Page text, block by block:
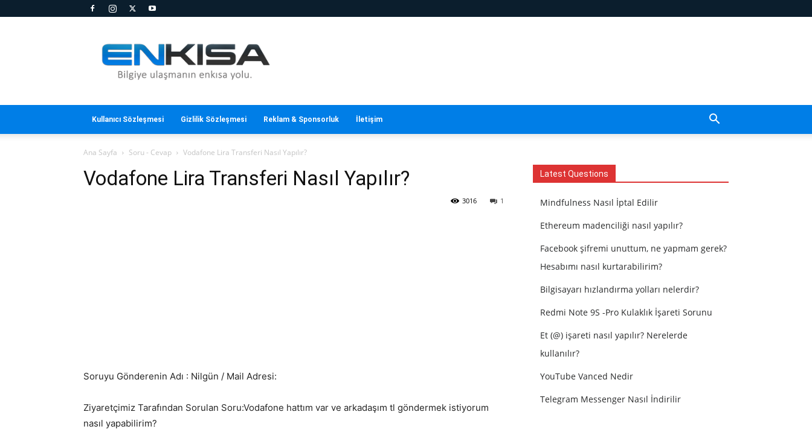
Kısa
Kullanıcı Sözleşmesi Gizlilik Sözleşmesi Reklam & Sponsorluk İletişim
Ana Sayfa Soru - Cevap Vodafone Lira Transferi Nasıl Yapılır?
Vodafone Lira Transferi Nasıl Yapılır?
1
3016
Soruyu Gönderenin Adı : Nilgün / Mail Adresi:
Ziyaretçimiz Tarafından Sorulan Soru:Vodafone hattım var ve arkadaşım tl göndermek istiyorum
nasıl yapabilirim?
Latest Questions
Mindfulness Nasıl İptal Edilir
Ethereum madenciliği nasıl yapılır?
Facebook şifremi unuttum, ne yapmam gerek?
Hesabımı nasıl kurtarabilirim?
Bilgisayarı hızlandırma yolları nelerdir?
Redmi Note 9S -Pro Kulaklık İşareti Sorunu
Et (@) işareti nasıl yapılır? Nerelerde
kullanılır?
YouTube Vanced Nedir
Telegram Messenger Nasıl İndirilir